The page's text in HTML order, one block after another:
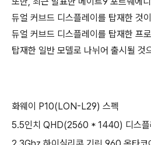
듀얼 커브드 디스플레이를 탑재한 것
듀얼 커브드 디스플레이를 탑재한 프
탑재한 일반 모델로 나뉘어 출시될 것
화웨이 P10(LON-L29) 스펙
5.5인치 QHD(2560 * 1440) 디스플